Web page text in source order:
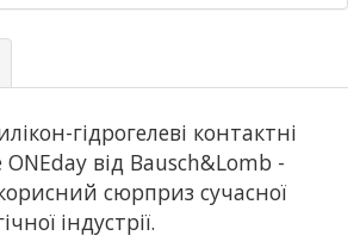
гідрогелеві контактні
від Bausch&Lomb -
сюрприз сучасної
індустрії.